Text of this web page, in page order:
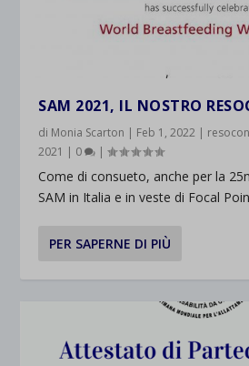
SAM 2021, IL NOSTRO
di Monia Scarton | Feb 1, 2022 |
2021 | 0 |
Come di consueto, anche per la
SAM in Italia e in veste di Focal
PER SAPERNE DI PIÙ